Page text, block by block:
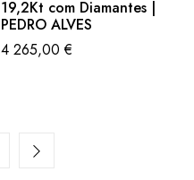
19,2Kt com Diamantes |
PEDRO ALVES
4 265,00€